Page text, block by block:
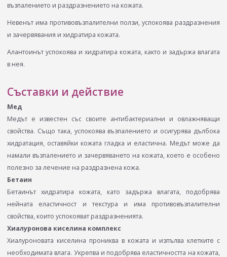
възпалението и раздразнението на кожата.
Невенът има противовъзпалителни ползи, успокоява раздразнения
и зачервявания и хидратира кожата.
Алантоинът успокоява и хидратира кожата, както и задържа влагата
в нея.
Съставки и действие
Мед
Медът е известен със своите антибактериални и овлажняващи
свойства. Също така, успокоява възпалението и осигурява дълбока
хидратация, оставяйки кожата гладка и еластична. Медът може да
намали възпалението и зачервяването на кожата, което е особено
полезно за лечение на раздразнена кожа.
Бетаин
Бетаинът хидратира кожата, като задържа влагата, подобрява
нейната еластичност и текстура и има противовъзпалителни
свойства, които успокояват раздразненията.
Хиалуронова киселина комплекс
Хиалуроновата киселина прониква в кожата и изпълва клетките с
необходимата влага. Укрепва и подобрява еластичността на кожата,